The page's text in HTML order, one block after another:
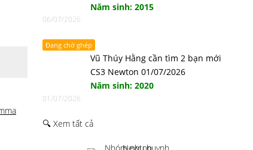
Năm sinh: 2015
06/07/2026
Đang chờ ghép
Vũ Thúy Hằng cần tìm 2 bạn mới
CS3 Newton 01/07/2026
Năm sinh: 2020
01/07/2026
🔍 Xem tất cả